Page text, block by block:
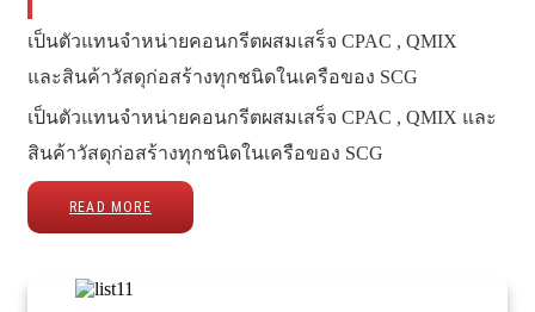
เป็นตัวแทนจำหน่ายคอนกรีตผสมเสร็จ CPAC , QMIX
และสินค้าวัสดุก่อสร้างทุกชนิดในเครือของ SCG
เป็นตัวแทนจำหน่ายคอนกรีตผสมเสร็จ CPAC , QMIX และ
สินค้าวัสดุก่อสร้างทุกชนิดในเครือของ SCG
READ MORE